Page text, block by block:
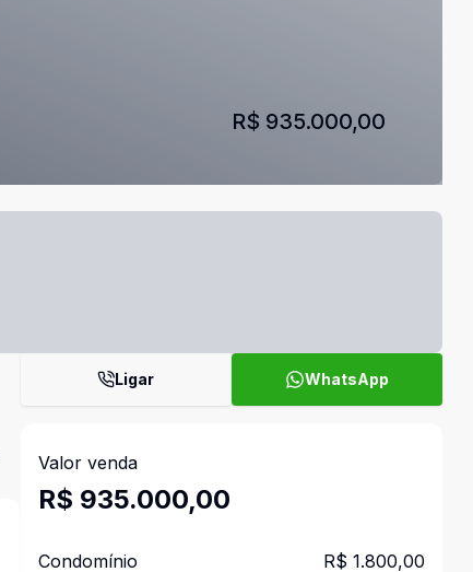
R$ 935.000,00
Ligar WhatsApp
Valor venda
R$ 935.000,00
Condomínio R$ 1.800,00